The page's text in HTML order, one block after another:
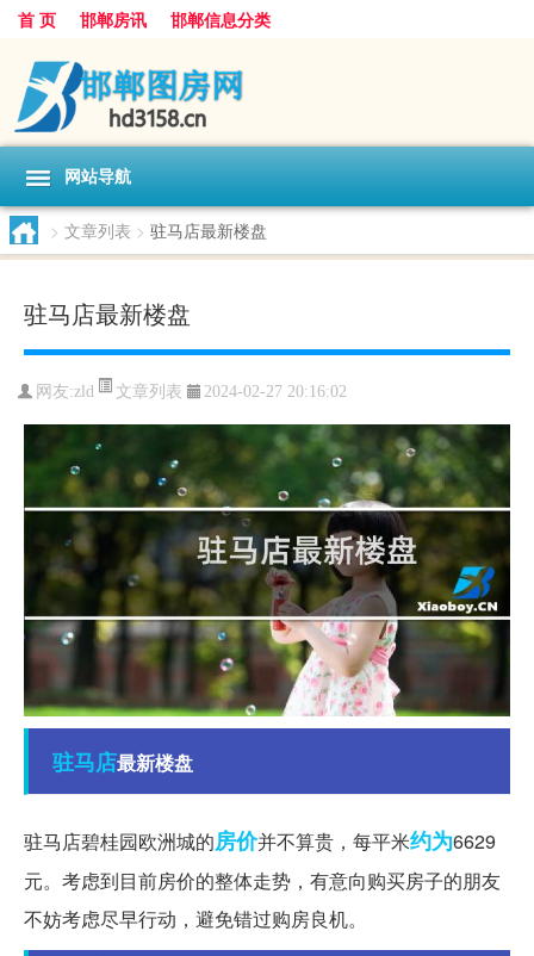
首 页 邯郸房讯 邯郸信息分类
网站导航
> 文章列表 > 驻马店最新楼盘
驻马店最新楼盘
网友:zld 文章列表 2024-02-27 20:16:02
驻马店最新楼盘
驻马店碧桂园欧洲城的房价并不算贵，每平米约为6629
元。考虑到目前房价的整体走势，有意向购买房子的朋友
不妨考虑尽早行动，避免错过购房良机。